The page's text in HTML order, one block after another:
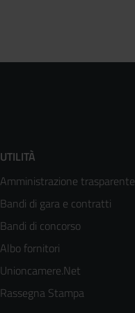
Footer
menù
colonna
2
UTILITÀ
Amministrazione trasparente
Bandi di gara e contratti
Bandi di concorso
Albo fornitori
Unioncamere.Net
Rassegna Stampa